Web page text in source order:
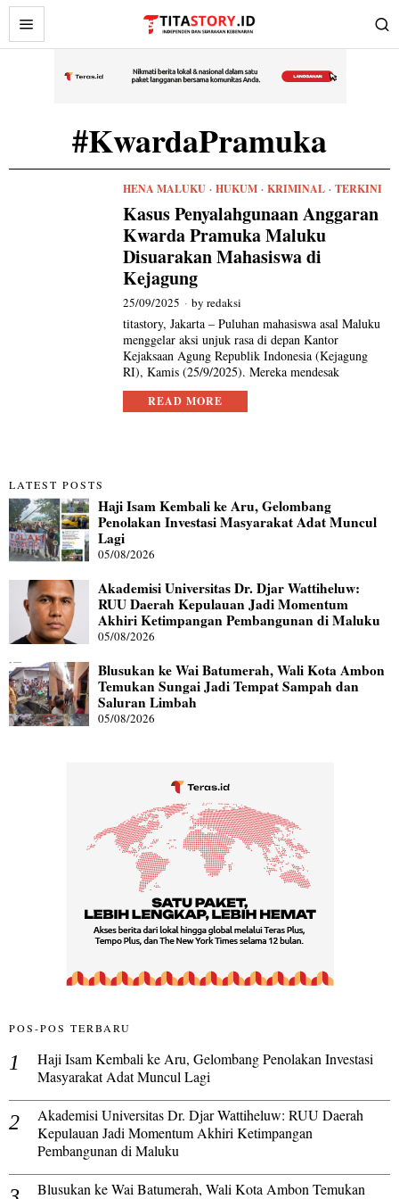
#KwardaPramuka
HENA MALUKU · HUKUM · KRIMINAL · TERKINI
Kasus Penyalahgunaan Anggaran
Kwarda Pramuka Maluku
Disuarakan Mahasiswa di
Kejagung
25/09/2025 byredaksi
titastory, Jakarta – Puluhan mahasiswa asal Maluku
menggelar aksi unjuk rasa di depan Kantor
Kejaksaan Agung Republik Indonesia (Kejagung
RI), Kamis (25/9/2025). Mereka mendesak
READ MORE
LATEST POSTS
Haji Isam Kembali ke Aru, Gelombang
Penolakan Investasi Masyarakat Adat Muncul
Lagi
05/08/2026
Akademisi Universitas Dr. Djar Wattiheluw:
RUU Daerah Kepulauan Jadi Momentum
Akhiri Ketimpangan Pembangunan di Maluku
05/08/2026
Blusukan ke Wai Batumerah, Wali Kota Ambon
Temukan Sungai Jadi Tempat Sampah dan
Saluran Limbah
05/08/2026
POS-POS TERBARU
Haji Isam Kembali ke Aru, Gelombang Penolakan Investasi
Masyarakat Adat Muncul Lagi
Akademisi Universitas Dr. Djar Wattiheluw: RUU Daerah
Kepulauan Jadi Momentum Akhiri Ketimpangan
Pembangunan di Maluku
Blusukan ke Wai Batumerah, Wali Kota Ambon Temukan